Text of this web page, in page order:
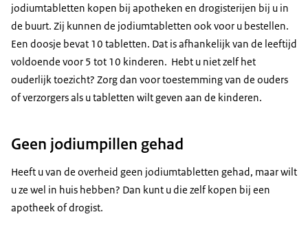
jodiumtabletten kopen bij apotheken en drogisterijen bij u in
de buurt. Zij kunnen de jodiumtabletten ook voor u bestellen.
Een doosje bevat 10 tabletten. Dat is afhankelijk van de leeftijd
voldoende voor 5 tot 10 kinderen. Hebt u niet zelf het
ouderlijk toezicht? Zorg dan voor toestemming van de ouders
of verzorgers als u tabletten wilt geven aan de kinderen.
Geen jodiumpillen gehad
Heeft u van de overheid geen jodiumtabletten gehad, maar wilt
u ze wel in huis hebben? Dan kunt u die zelf kopen bij een
apotheek of drogist.